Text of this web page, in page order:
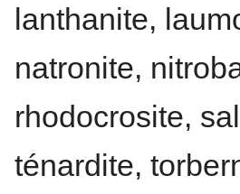
lanthanite,
natronite,
rhodocrosite,
ténardite,